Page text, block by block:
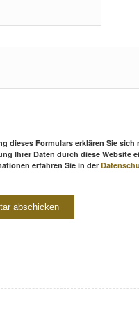
dieses Formulars erklären Sie sich
Ihrer Daten durch diese Website
erfahren Sie in der